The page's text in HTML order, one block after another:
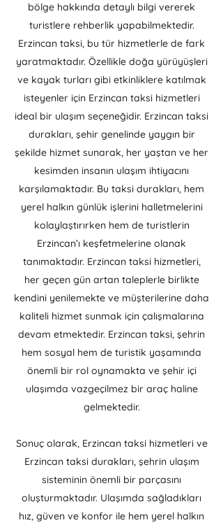
bölge hakkında detaylı bilgi vererek
turistlere rehberlik yapabilmektedir.
Erzincan taksi, bu tür hizmetlerle de fark
yaratmaktadır. Özellikle doğa yürüyüşleri
ve kayak turları gibi etkinliklere katılmak
isteyenler için Erzincan taksi hizmetleri
ideal bir ulaşım seçeneğidir. Erzincan taksi
durakları, şehir genelinde yaygın bir
şekilde hizmet sunarak, her yaştan ve her
kesimden insanın ulaşım ihtiyacını
karşılamaktadır. Bu taksi durakları, hem
yerel halkın günlük işlerini halletmelerini
kolaylaştırırken hem de turistlerin
Erzincan’ı keşfetmelerine olanak
tanımaktadır. Erzincan taksi hizmetleri,
her geçen gün artan taleplerle birlikte
kendini yenilemekte ve müşterilerine daha
kaliteli hizmet sunmak için çalışmalarına
devam etmektedir. Erzincan taksi, şehrin
hem sosyal hem de turistik yaşamında
önemli bir rol oynamakta ve şehir içi
ulaşımda vazgeçilmez bir araç haline
gelmektedir.
Sonuç olarak, Erzincan taksi hizmetleri ve
Erzincan taksi durakları, şehrin ulaşım
sisteminin önemli bir parçasını
oluşturmaktadır. Ulaşımda sağladıkları
hız, güven ve konfor ile hem yerel halkın